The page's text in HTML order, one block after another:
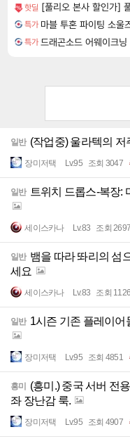
핫딜 [풀리오 본사 할인가]
특가
특가
일반 (작업중) 울라텍의
장미저택 Lv.95 조회 3047
일반 트위치 드롭스-복장:
세이스카나 Lv.83 조회 2697
일반 뱀을 따라 똬리의 섬
세요
세이스카나 Lv.83 조회 1126
일반 1시즌 기존 플레이어
장미저택 Lv.95 조회 4851
흥미
(흥미.) 중국 서버 전
좌 장난감 룩.
장미저택 Lv.95 조회 4907